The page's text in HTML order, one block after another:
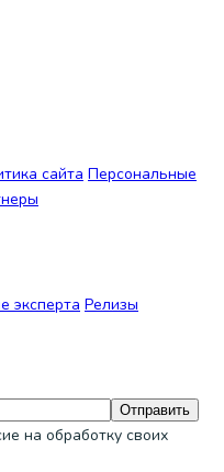
сайта Персональные
эксперта Релизы
Отправить
на обработку своих